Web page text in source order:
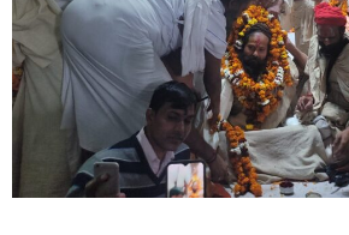
Privacy
Policy